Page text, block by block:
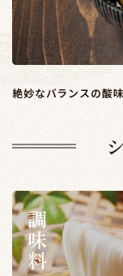
絶妙なバランスの酸